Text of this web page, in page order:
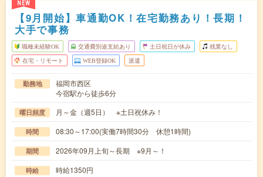
NEW
【9月開始】車通勤OK！在宅勤務あり！長期！
大手で事務
職種未経験OK 交通費別途支給あり 土日祝日が休み 残業なし
在宅・リモート WEB登録OK 派遣
勤務地
福岡市西区
今宿駅から徒歩6分
曜日頻度 月～金（週5日） ※土日祝休み！
時間 08:30～17:00(実働7時間30分 休憩1時間)
期間 2026年09月上旬～長期 ※9月～！
時給 時給1350円